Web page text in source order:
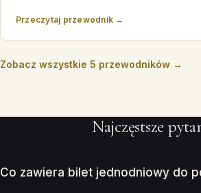
Przeczytaj przewodnik →
Zobacz wszystkie 5 przewodników →
Najczęstsze
Co zawiera bilet jednodniowy do